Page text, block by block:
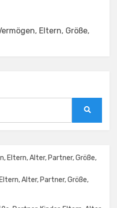
Eltern, Größe,
Alter, Partner, Größe,